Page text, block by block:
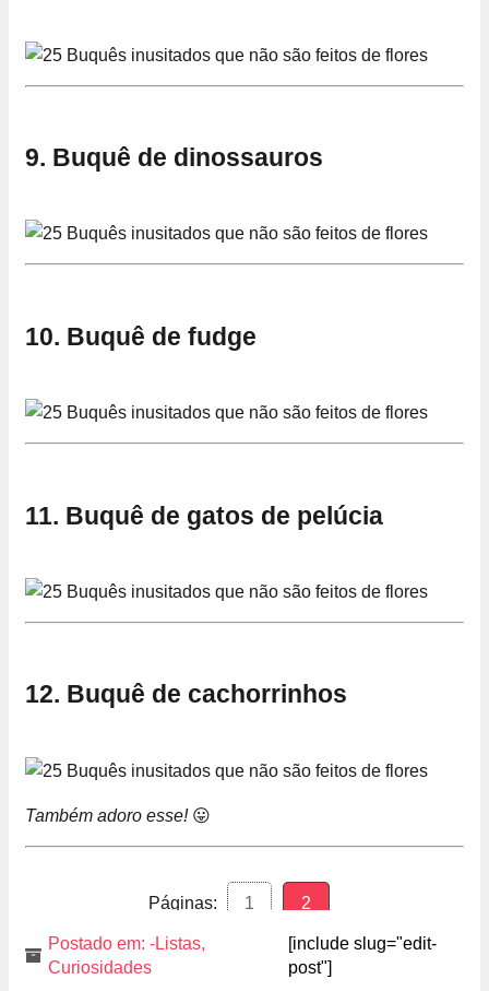
9. Buquê de dinossauros
10. Buquê de fudge
11. Buquê de gatos de pelúcia
12. Buquê de cachorrinhos
Também adoro esse!😛
Páginas: 1 2
Postado em: -Listas,
Curiosidades
[include slug="edit-
post"]